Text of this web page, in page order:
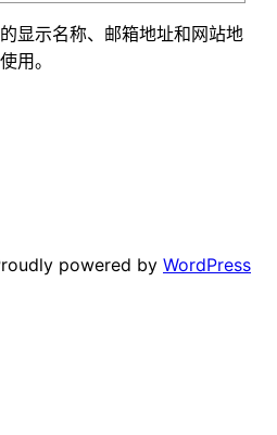
显示名称、邮箱地址和网站地
用。
powered by WordPress